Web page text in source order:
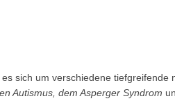
sich um verschiedene
Autismus, dem Asperger Syndrom